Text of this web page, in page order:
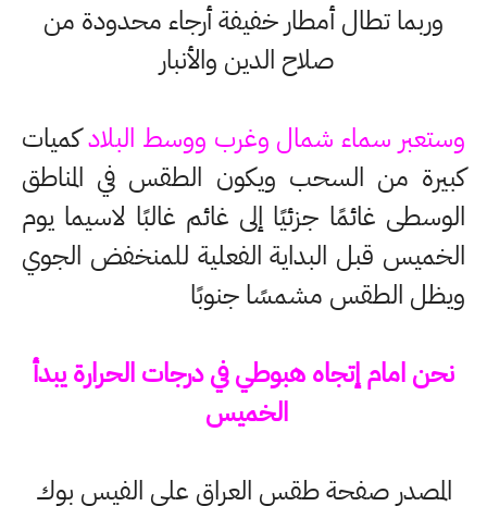
وربما تطال أمطار خفيفة أرجاء محدودة من
صلاح الدين والأنبار
وستعبر سماء شمال وغرب ووسط البلادكميات
كبيرة من السحب ويكون الطقس في المناطق
الوسطى غائمًا جزئيًا إلى غائم غالبًا لاسيما يوم
الخميس قبل البداية الفعلية للمنخفض الجوي
ويظل الطقس مشمسًا جنوبًا
نحن امام إتجاه هبوطي في درجات الحرارة يبدأ
الخميس
المصدر صفحة طقس العراق على الفيس بوك